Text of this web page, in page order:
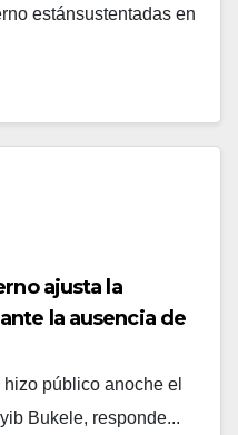
estánsustentadas en
ajusta la
la ausencia de
Legislativa
público anoche el
Bukele, responde...